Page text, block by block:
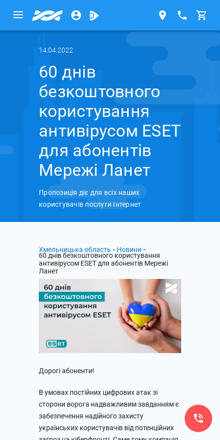
14.04.2022
60 днів
безкоштовного
користування
антивірусом ESET
для абонентів
Мережі Ланет
Пропозиція діє для всіх наших
користувачів послуги Інтернет
Хмельницька область - Новини -
60 днів безкоштовного користування
антивірусом ESET для абонентів Мережі
Ланет
Дорогі абоненти!
В умовах постійних цифрових атак зі
сторони ворога надважливим завданням є
забезпечення надійного захисту
українських користувачів від потенційних